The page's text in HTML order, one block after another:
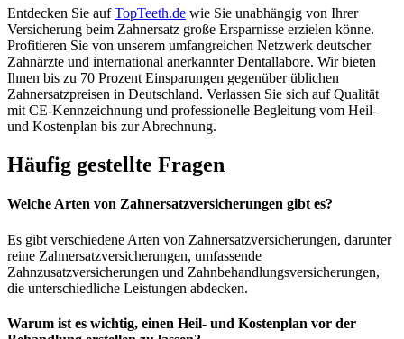
Entdecken Sie aufTopTeeth.de wie Sie unabhängig von Ihrer
Versicherung beim Zahnersatz große Ersparnisse erzielen könne.
Profitieren Sie von unserem umfangreichen Netzwerk deutscher
Zahnärzte und international anerkannter Dentallabore. Wir bieten
Ihnen bis zu 70 Prozent Einsparungen gegenüber üblichen
Zahnersatzpreisen in Deutschland. Verlassen Sie sich auf Qualität
mit CE-Kennzeichnung und professionelle Begleitung vom Heil-
und Kostenplan bis zur Abrechnung.
Häufig gestellte Fragen
Welche Arten von Zahnersatzversicherungen gibt es?
Es gibt verschiedene Arten von Zahnersatzversicherungen, darunter
reine Zahnersatzversicherungen, umfassende
Zahnzusatzversicherungen und Zahnbehandlungsversicherungen,
die unterschiedliche Leistungen abdecken.
Warum ist es wichtig, einen Heil- und Kostenplan vor der